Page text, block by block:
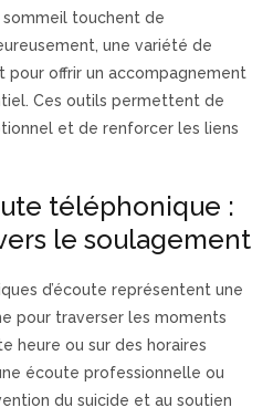
sommeil touchent de
une variété de
pour offrir un accompagnement
Ces outils permettent de
et de renforcer les liens
téléphonique :
le soulagement
d’écoute représentent une
pour traverser les moments
heure ou sur des horaires
écoute professionnelle ou
du suicide et au soutien